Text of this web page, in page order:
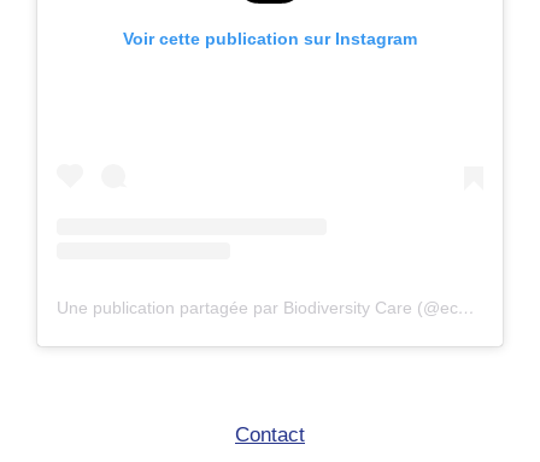
Voir cette publication sur Instagram
Une publication partagée par Biodiversity Care (@eco.volontaire)
Contact